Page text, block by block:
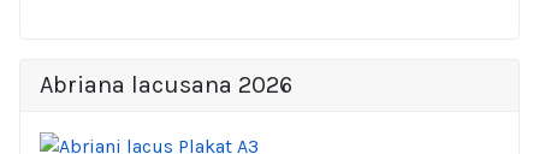
Abriana lacusana 2026